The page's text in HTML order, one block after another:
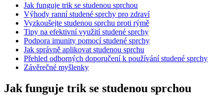
Jak funguje trik se studenou sprchou
Výhody ranní studené sprchy pro zdraví
Vyzkoušejte studenou sprchu proti rýmě
Tipy na efektivní využití studené sprchy
Podpora imunity pomocí studené sprchy
Jak správně aplikovat studenou sprchu
Přehled odborných doporučení k používání studené sprchy
Závěrečné myšlenky
Jak funguje trik se studenou sprchou